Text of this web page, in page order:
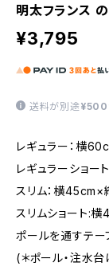
明太フランス
¥3,795
送料が別途 ¥500
レギュラー：横
レギュラーショ
スリム：横
スリムショート:
ポールを通すテー
(＊ポール・注水台